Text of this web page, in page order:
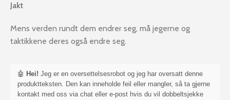
Jakt
Mens verden rundt dem endrer seg, må jegerne og
taktikkene deres også endre seg.
🤖 Hei! Jeg er en oversettelsesrobot og jeg har oversatt denne
produktteksten. Den kan inneholde feil eller mangler, så ta gjerne
kontakt med oss via chat eller e-post hvis du vil dobbeltsjekke